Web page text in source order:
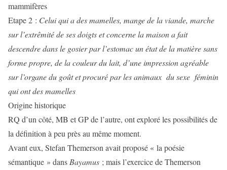
mammifères
Etape 2 : Celui qui a des mamelles, mange de la viande, marche
sur l’extrêmité de ses doigts et concerne la maison a fait
descendre dans le gosier par l’estomac un état de la matière sans
forme propre, de la couleur du lait, d’une impression agréable
sur l’organe du goût et procuré par les animaux du sexe féminin
qui ont des mamelles
Origine historique
RQ d’un côté, MB et GP de l’autre, ont exploré les possibilités de
la définition à peu près au même moment.
Avant eux, Stefan Themerson avait proposé « la poésie
sémantique » dans Bayamus ; mais l’exercice de Themerson